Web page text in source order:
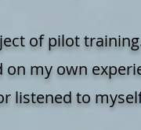
of pilot
my own
listened to